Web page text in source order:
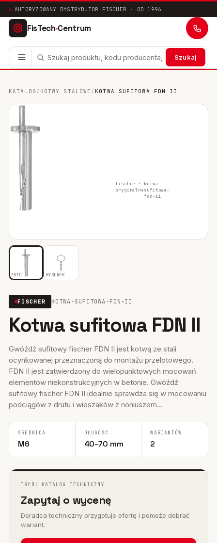
AUTORYZOWANY DYSTRYBUTOR FISCHER · OD 1996
FisTech·Centrum
Szukaj
Mocowania chemiczne 41
Mocowania ramowe
Systemy instalacyjne
Mocowania w pustych przestrzeniach
Mocowania ociepleń 28
Mocowania do rusztowań
Wiertła i narzędzia
Mocowania elektryczne
Wkręty
Firestop
Uszczelniacze, piany kleje
Systemy fasadowe 17
KATALOG / KOTWY STALOWE / KOTWA SUFITOWA FDN II
FOTO RYSUNEK
fischer ·
oryginalne
kotwa-
sufitowa-
fdn-ii
FISCHER KOTWA-SUFITOWA-FDN-II
Kotwa sufitowa FDN II
Gwóźdź sufitowy fischer FDN II jest kotwą ze stali
ocynkowanej przeznaczoną do montażu przelotowego.
FDN II jest zatwierdzony do wielopunktowych mocowań
elementów niekonstrukcyjnych w betonie. Gwóźdź
sufitowy fischer FDN II idealnie sprawdza się w mocowaniu
podciągów z drutu i wieszaków z noniuszem...
ŚREDNICA
M6
DŁUGOŚĆ
40–70 mm
WARIANTÓW
2
TRYB: KATALOG TECHNICZNY
Zapytaj o wycenę
Doradca techniczny przygotuje ofertę i pomoże dobrać
wariant.